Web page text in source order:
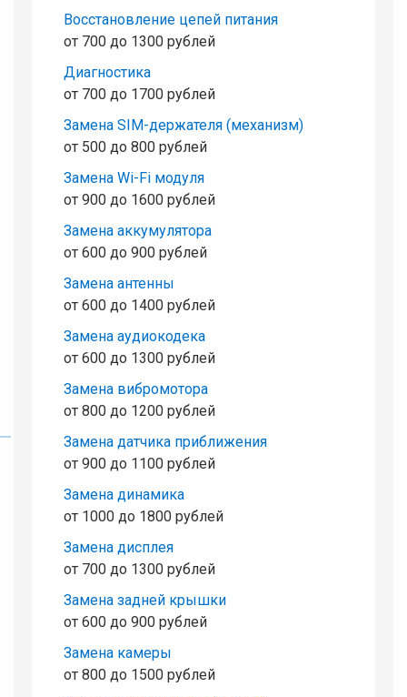
Восстановление цепей питания
от 700 до 1300 рублей
Диагностика
от 700 до 1700 рублей
Замена SIM-держателя (механизм)
от 500 до 800 рублей
Замена Wi-Fi модуля
от 900 до 1600 рублей
Замена аккумулятора
от 600 до 900 рублей
Замена антенны
от 600 до 1400 рублей
Замена аудиокодека
от 600 до 1300 рублей
Замена вибромотора
от 800 до 1200 рублей
Замена датчика приближения
от 900 до 1100 рублей
Замена динамика
от 1000 до 1800 рублей
Замена дисплея
от 700 до 1300 рублей
Замена задней крышки
от 600 до 900 рублей
Замена камеры
от 800 до 1500 рублей